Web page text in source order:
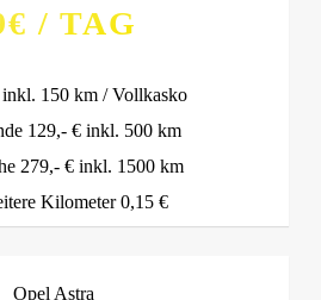
/ TAG
150 km / Vollkasko
129,- € inkl. 500 km
279,- € inkl. 1500 km
Kilometer 0,15 €
Opel Astra